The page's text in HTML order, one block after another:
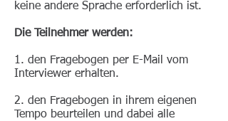
keine andere Sprache erforderlich ist.
Die Teilnehmer werden:
1. den Fragebogen per E-Mail vom
Interviewer erhalten.
2. den Fragebogen in ihrem eigenen
Tempo beurteilen und dabei alle